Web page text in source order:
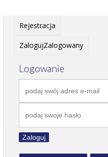
Rejestracja
ZalogujZalogowany
Logowanie
Zaloguj